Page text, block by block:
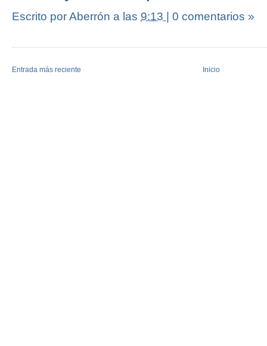
Escrito por Aberrón a las 9:13 | 0 comentarios »
Entrada más reciente Inicio